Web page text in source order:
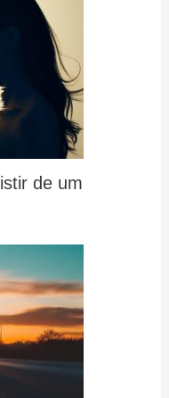
de um